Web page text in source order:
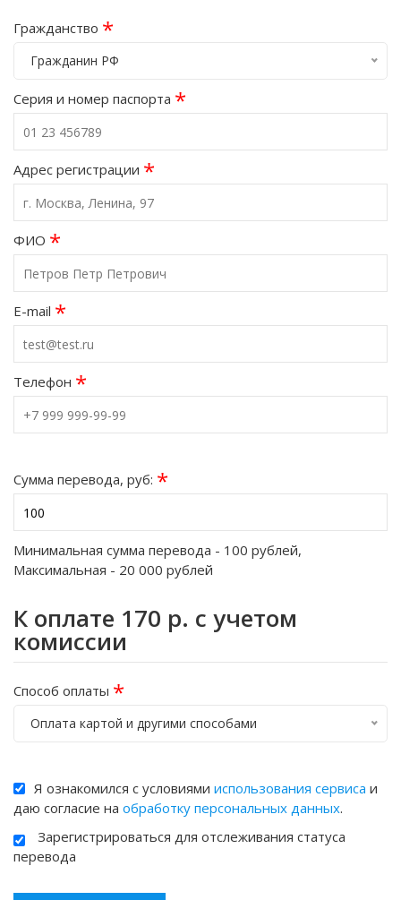
Гражданство *
Гражданин РФ
Серия и номер паспорта *
Адрес регистрации *
ФИО *
E-mail *
Телефон *
Сумма перевода, руб: *
Минимальная сумма перевода - 100 рублей,
Максимальная - 20 000 рублей
К оплате 170 р. с учетом
комиссии
Способ оплаты *
Оплата картой и другими способами
Я ознакомился с условиями использования сервиса и
даю согласие на обработку персональных данных.
Зарегистрироваться для отслеживания статуса
перевода